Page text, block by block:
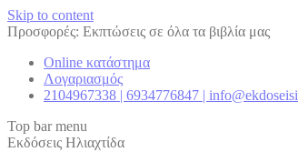
Skip to content
Προσφορές: Εκπτώσεις σε όλα τα βιβλία μας
Online κατάστημα
Λογαριασμός
2104967338 | 6934776847 |
Top bar menu
Εκδόσεις Ηλιαχτίδα